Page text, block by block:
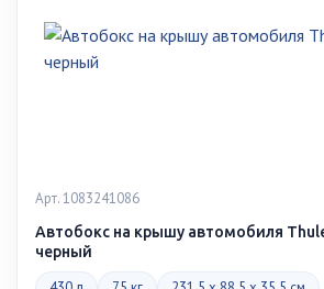
Арт. 1083241086
Автобокс на крышу автомобиля
черный